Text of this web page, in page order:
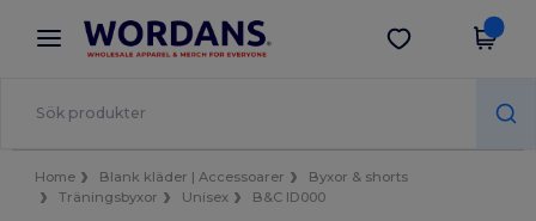
× Wordans-app
Bättre priser i appen!
Hämta app
Home Blank kläder | Accessoarer
Byxor & shorts
Träningsbyxor
Unisex B&C ID000